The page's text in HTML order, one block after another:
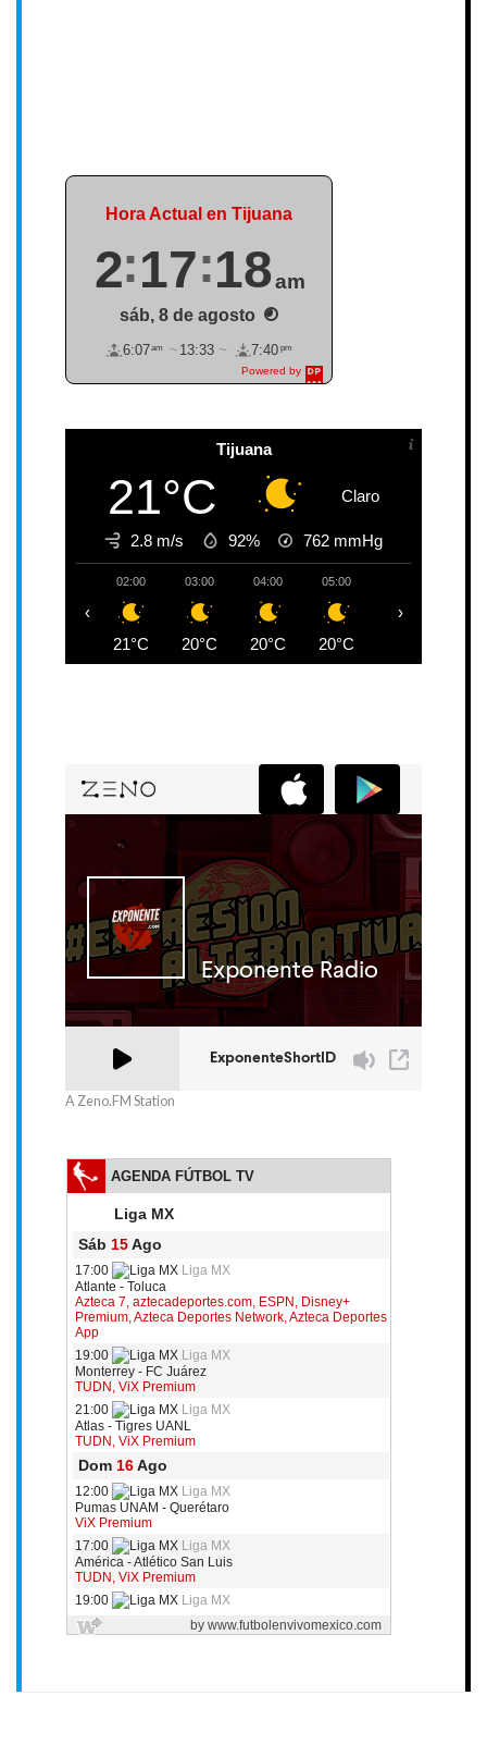
Powered by
DaysPedia.c
Hora Actual en Tijuana
2 17 18am
sáb, 8 de agosto
6:07 am 13:33 7:40 pm
Tijuana
21°C Claro
2.8 m/s 92% 762 mmHg
02:00
21°C
03:00
20°C
04:00
20°C
05:00
20°C
‹ ›
A Zeno.FM Station